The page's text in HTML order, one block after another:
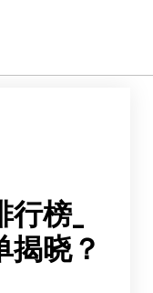
榜_
揭晓？